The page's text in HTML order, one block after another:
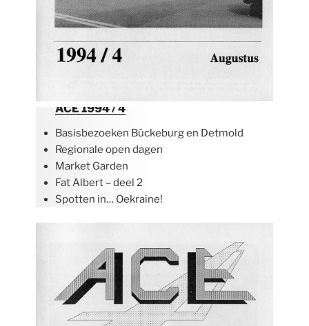
ACE 1994 / 4
Basisbezoeken Bückeburg en Detmold
Regionale open dagen
Market Garden
Fat Albert – deel 2
Spotten in… Oekraine!